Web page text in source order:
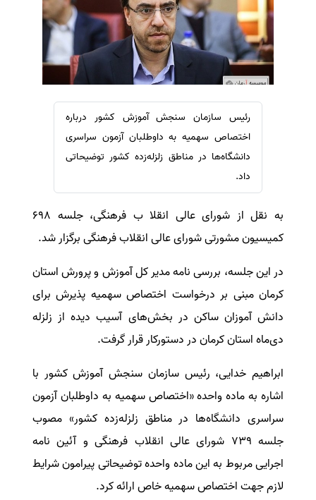
ترجمه عربی به فارسی
مشاهده همه زبان ها
سفارش ویرایش
سفارش پارافریز
سفارش فرمت‌بندی
سفارش کاهش کمیت
سفارش معرفی مجله
سفارش معرفی مقاله
سفارش معرفی کتاب
سفارش چکیده مبسوط
سفارش گویندگی
سفارش تولید محتوا
سفارش ترجمه همزمان
سفارش چکیده گرافیکی
سفارش تهیه کاورلتر
سفارش انگیزه‌نامه‌SOP
رئیس سازمان سنجش آموزش کشور درباره
اختصاص سهمیه به داوطلبان آزمون سراسری
دانشگاه‌ها در مناطق زلزله‌زده کشور توضیحاتی
داد.
به نقل از شورای عالی انقلا ب فرهنگی، جلسه ۶۹۸
کمیسیون مشورتی شورای عالی انقلاب فرهنگی برگزار شد.
در این جلسه، بررسی نامه مدیر کل آموزش و پرورش استان
کرمان مبنی بر درخواست اختصاص سهمیه پذیرش برای
دانش آموزان ساکن در بخش‌های آسیب دیده از زلزله
دی‌ماه استان کرمان در دستورکار قرار گرفت.
ابراهیم خدایی، رئیس سازمان سنجش آموزش کشور با
اشاره به ماده واحده «اختصاص سهمیه به داوطلبان آزمون
سراسری دانشگاه‌ها در مناطق زلزله‌زده کشور» مصوب
جلسه ۷۳۹ شورای عالی انقلاب فرهنگی و آئین نامه
اجرایی مربوط به این ماده واحده توضیحاتی پیرامون شرایط
لازم جهت اختصاص سهمیه خاص ارائه کرد.